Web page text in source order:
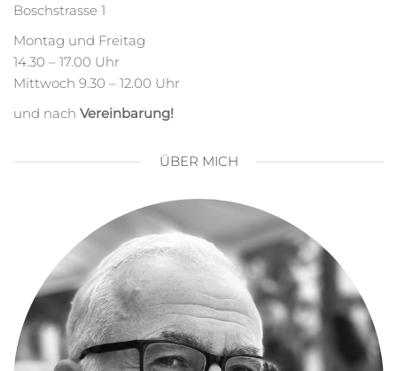
Boschstrasse 1
Montag und Freitag
14.30 – 17.00 Uhr
Mittwoch 9.30 – 12.00 Uhr
und nach Vereinbarung!
ÜBER MICH